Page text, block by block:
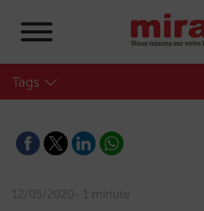
Tags
12/05/2020 1 minute